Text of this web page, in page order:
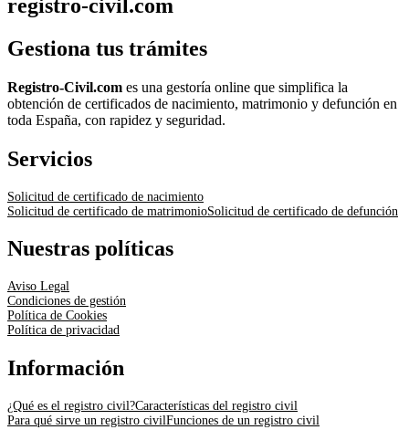
registro-civil.com
Gestiona tus trámites
Registro-Civil.com es una gestoría online que simplifica la
obtención de certificados de nacimiento, matrimonio y defunción en
toda España, con rapidez y seguridad.
Servicios
Solicitud de certificado de nacimiento
Solicitud de certificado de matrimonioSolicitud de certificado de defunción
Nuestras políticas
Aviso Legal
Condiciones de gestión
Política de Cookies
Política de privacidad
Información
¿Qué es el registro civil?Características del registro civil
Para qué sirve un registro civilFunciones de un registro civil